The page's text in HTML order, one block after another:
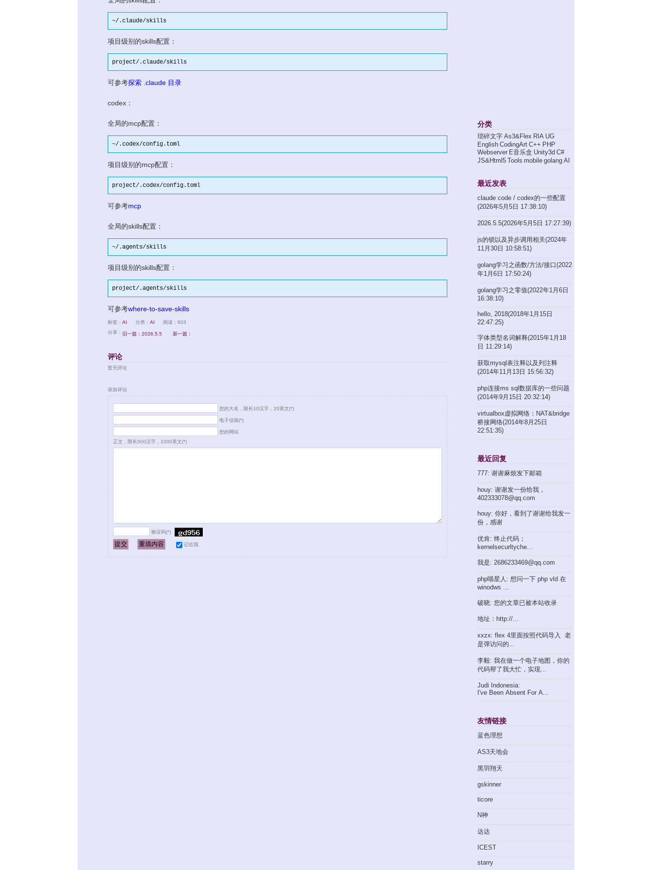
~/.claude/skills
项目级别的skills配置：
project/.claude/skills
可参考探索 .claude 目录
codex：
全局的mcp配置：
~/.codex/config.toml
项目级别的mcp配置：
project/.codex/config.toml
可参考mcp
全局的skills配置：
~/.agents/skills
项目级别的skills配置：
project/.agents/skills
可参考where-to-save-skills
标签： AI 分类： AI
阅读：603
分享：
旧一篇：2026.5.5 新一篇：
评论
暂无评论
添加评论
您的大名，限长10汉字，20英文(*)
电子信箱(*)
您的网站
正文，限长500汉字，1000英文(*)
验证码(*)
记住我
分类
琐碎文字 As3&Flex RIA UG
English CodingArt C++ PHP
Webserver E音乐盒 Unity3d C#
JS&Html5 Tools mobile golang AI
最近发表
claude code / codex的一些配置
(2026年5月5日 17:38:10)
2026.5.5(2026年5月5日 17:27:39)
js的锁以及异步调用相关(2024年
11月30日 10:58:51)
golang学习之函数/方法/接口(2022
年1月6日 17:50:24)
golang学习之零值(2022年1月6日
16:38:10)
hello, 2018(2018年1月15日
22:47:25)
字体类型名词解释(2015年1月18
日 11:29:14)
获取mysql表注释以及列注释
(2014年11月13日 15:56:32)
php连接ms sql数据库的一些问题
(2014年9月15日 20:32:14)
virtualbox虚拟网络：NAT&bridge
桥接网络(2014年8月25日
22:51:35)
最近回复
777: 谢谢麻烦发下邮箱
houy: 谢谢发一份给我，
402333078@qq.com
houy: 你好，看到了谢谢给我发一
份，感谢
优肯: 终止代码；
kernelsecurltyche...
我是: 2686233469@qq.com
php喵星人: 想问一下 php vld 在
winodws ...
破晓: 您的文章已被本站收录
地址：http://...
xxzx: flex 4里面按照代码导入 老
是弹访问的...
李毅: 我在做一个电子地图，你的
代码帮了我大忙，实现...
Judi Indonesia:
I've Been Absent For A...
友情链接
蓝色理想
AS3天地会
黑羽翔天
gskinner
ticore
N神
达达
ICEST
starry